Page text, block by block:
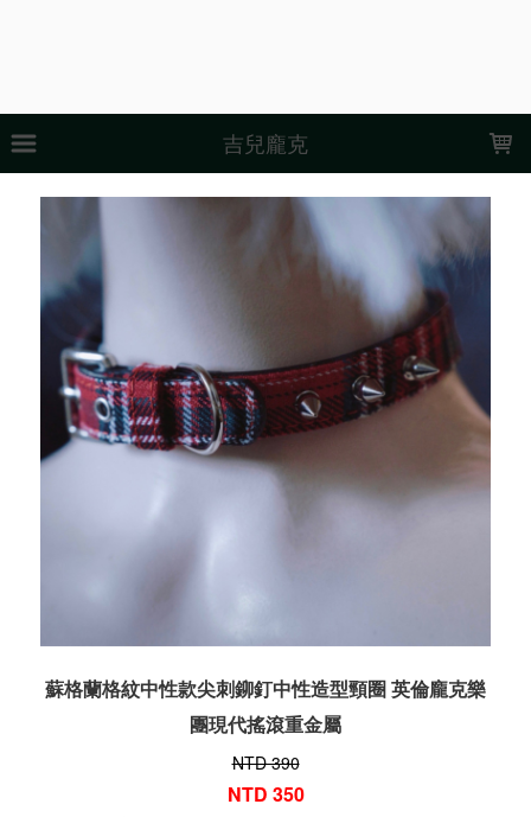
吉兒龐克
蘇格蘭格紋中性款尖刺鉚釘中性造型頸圈 英倫龐克樂
團現代搖滾重金屬
NTD 390
NTD 350